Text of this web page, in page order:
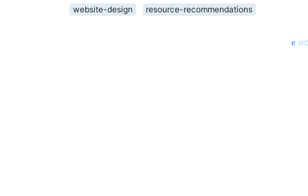
website-design resource-recommendations